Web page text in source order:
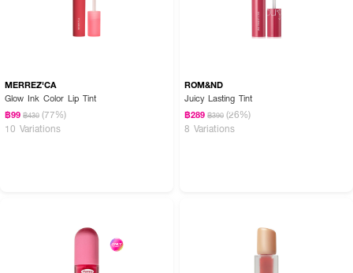
How to Use:
· เขย่าหลอดเล็กน้อยก่อนใช้เพื่อกระจายเนื้อสี
· แตะเนื้อทินท์บนริมฝีปากโดยเริ่มจากกลางปากแล้วเกลี่ยออกด้านข้าง หรือแตะ
ลิปทินท์ SASI - Jolly Sweet Lip Tint เนื้อบางเบา สีชัด เกลี่ยง่าย ได้ลุคเกาหลี
MERREZ'CA
Glow Ink Color Lip Tint
฿99 ฿430 (77%)
10 Variations
ROM&ND
Juicy Lasting Tint
฿289 ฿390 (26%)
8 Variations